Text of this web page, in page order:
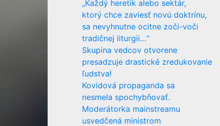
„Každý heretik alebo sektár,
ktorý chce zaviesť novú doktrínu,
sa nevyhnutne ocitne zoči-voči
tradičnej liturgii…“
Skupina vedcov otvorene
presadzuje drastické zredukovanie
ľudstva!
Kovidová propaganda sa
nesmela spochybňovať.
Moderátorka mainstreamu
usvedčená ministrom